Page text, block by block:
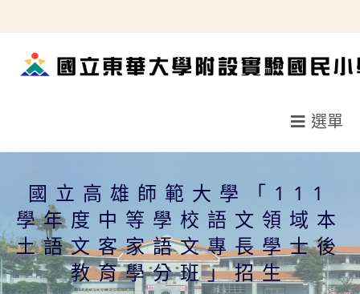
轉
選單
國立高雄師範大學「111
學年度中等學校語文領域本
土語文客家語文專長學士後
教育學分班」招生